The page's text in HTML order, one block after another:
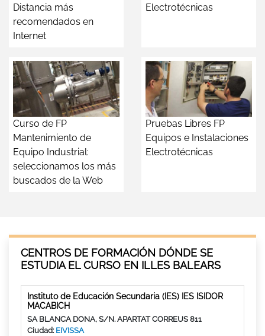
Distancia más
recomendados en
Internet
Electrotécnicas
Curso de FP
Mantenimiento de
Equipo Industrial:
seleccionamos los más
buscados de la Web
Pruebas Libres FP
Equipos e Instalaciones
Electrotécnicas
CENTROS DE FORMACIÓN DÓNDE SE
ESTUDIA EL CURSO EN ILLES BALEARS
Instituto de Educación Secundaria (IES) IES ISIDOR
MACABICH
SA BLANCA DONA, S/N. APARTAT CORREUS 811
Ciudad: EIVISSA